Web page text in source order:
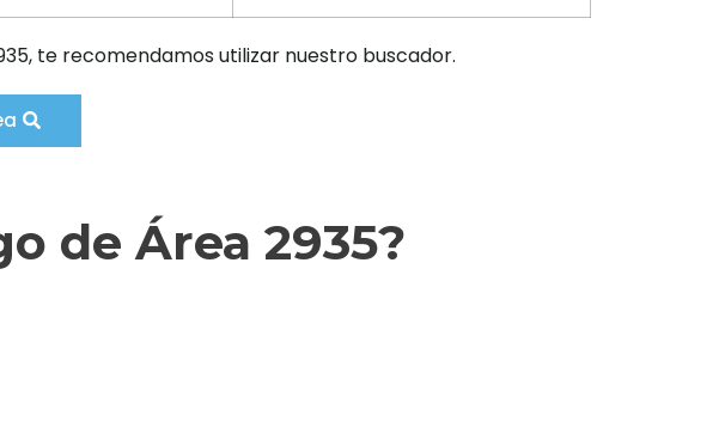
te recomendamos utilizar nuestro buscador.
de Área 2935?